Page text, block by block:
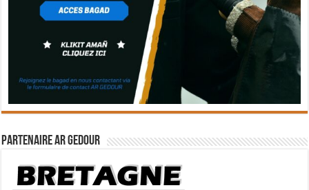
Partenaire Ar Gedour